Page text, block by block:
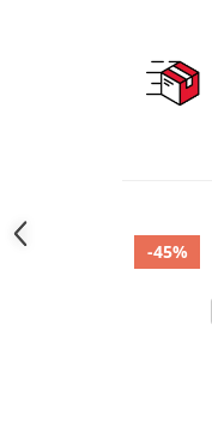
-45%